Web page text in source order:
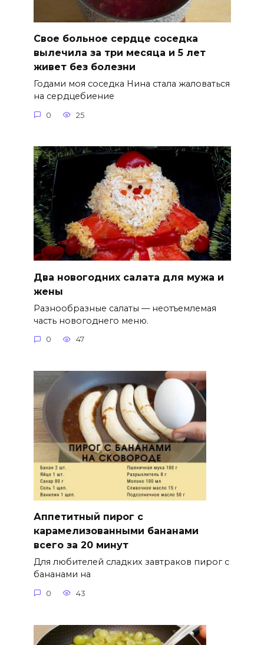
Свое больное сердце соседка
вылечила за три месяца и 5 лет
живет без болезни
Годами моя соседка Нина стала жаловаться
на сердцебиение
0 25
Два новогодних салата для мужа и
жены
Разнообразные салаты — неотъемлемая
часть новогоднего меню.
0 47
Аппетитный пирог с
карамелизованными бананами
всего за 20 минут
Для любителей сладких завтраков пирог с
бананами на
0 43